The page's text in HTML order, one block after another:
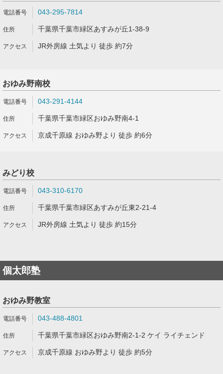
043-295-7814
千葉県千葉市緑区あすみが丘1-38-9
JR外房線 土気より 徒歩 約7分
おゆみ野南校
043-291-4144
千葉県千葉市緑区おゆみ野南4-1
京成千原線 おゆみ野より 徒歩 約6分
みどり校
043-310-6170
千葉県千葉市緑区あすみが丘東2-21-4
JR外房線 土気より 徒歩 約15分
個太郎塾
おゆみ野教室
043-488-4801
千葉県千葉市緑区おゆみ野南2-1-2 ケイ ライチェンド
京成千原線 おゆみ野より 徒歩 約5分